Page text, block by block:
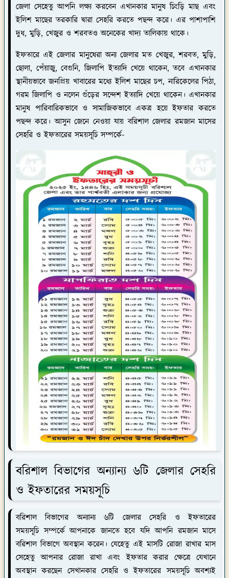
জেলা সেহেতু আপনি লক্ষ্য করবেন এখানকার মানুষ চিংড়ি মাছ এবং
ইলিশ মাছের তরকারি দ্বারা সেহরি করতে পছন্দ করে। এর পাশাপাশি
দুধ, মুড়ি, খেজুর ও শরবতও অনেকের খাদ্য তালিকায় থাকে।
ইফতারে এই জেলার মানুষেরা অন্য জেলার মত খেজুর, শরবত, মুড়ি,
ছোলা, পেঁয়াজু, বেগুনি, জিলাপি ইত্যাদি খেয়ে থাকেন, তবে এখানকার
স্থানীয়ভাবে জনপ্রিয় খাবারের মধ্যে ইলিশ মাছের চপ, নারিকেলের পিঠা,
গরম জিলাপি ও নলেন গুঁড়ের সন্দেশ ইত্যাদি খেয়ে থাকেন। এখানকার
মানুষ পারিবারিকভাবে ও সামাজিকভাবে একত্র হয়ে ইফতার করতে
পছন্দ করে। আসুন জেনে নেওয়া যায় বরিশাল জেলার রমজান মাসের
সেহরি ও ইফতারের সময়সূচি সম্পর্কে-
বরিশাল বিভাগের অন্যান্য ৬টি জেলার সেহরি
ও ইফতারের সময়সূচি
বরিশাল বিভাগের অন্যান্য ৬টি জেলার সেহরি ও ইফতারের
সময়সূচিসম্পর্কে আপনাকে জানতে হবে যদি আপনি রমজান মাসে
বরিশাল বিভাগে অবস্থান করেন। যেহেতু এই মাসটি রোজা রাখার মাস
সেহেতু আপনার রোজা রাখা এবং ইফতার করার ক্ষেত্রে যেখানে
অবস্থান করছেন সেখানকার সেহরি ও ইফতারের সময়সূচি অবশ্যই